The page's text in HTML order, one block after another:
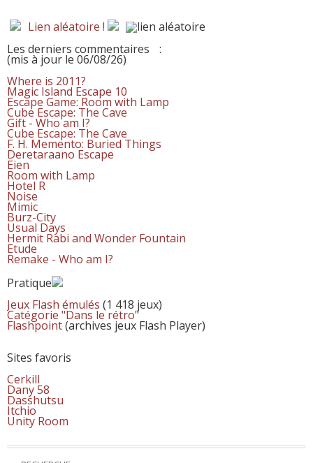
Lien aléatoire !
Les derniers commentaires
:
(mis à jour le 06/08/26)
Where is 2011?
Magic Island Escape 10
Escape Game: Room with Lamp
Cube Escape: The Cave
Gift - Who am I?
Cube Escape: The Cave
F. H. Memento: Buried Things
Deretaraano Escape
Eien
Room with Lamp
Hotel R
Noise
Mimic
Burz-City
Usual Days
Hermit Rabi and Wonder Fountain
Etude
Remake - Who am I?
Pratique
Jeux Flash émulés (1 418 jeux)
Catégorie "Dans le rétro"
Flashpoint(archives jeux Flash Player)
Sites favoris
Cerkill
Dany 58
Dasshutsu
Itchio
Unity Room